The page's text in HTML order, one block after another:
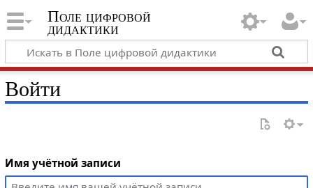
Поле цифровой
дидактики
Войти
Имя учётной записи